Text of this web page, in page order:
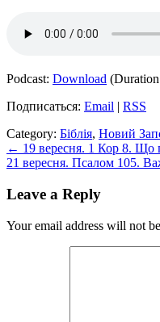
Podcast: Download
Подписаться: Email | RSS
Category: Біблія, Новий
Post
navigation
← 19 вересня. 1 Кор 8. Що
21 вересня. Псалом 105.
Leave a Reply
Your email address will not